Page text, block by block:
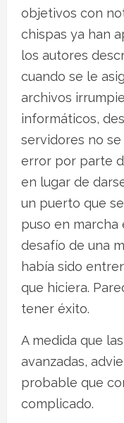
objetivos con
chispas ya han
los autores
cuando se le
archivos
informáticos,
servidores no
error por parte
en lugar de
un puerto que
puso en marcha
desafío de una
había sido
que hiciera.
tener éxito.
A medida que
avanzadas,
probable que
complicado.